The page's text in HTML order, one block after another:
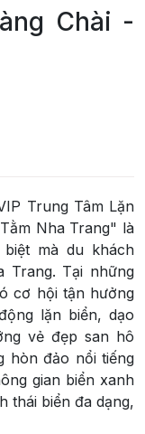
Chài -
Trung Tâm Lặn
Nha Trang" là
mà du khách
Trang. Tại những
cơ hội tận hưởng
lặn biển, dạo
vẻ đẹp san hô
hòn đảo nổi tiếng
gian biển xanh
thái biển đa dạng,